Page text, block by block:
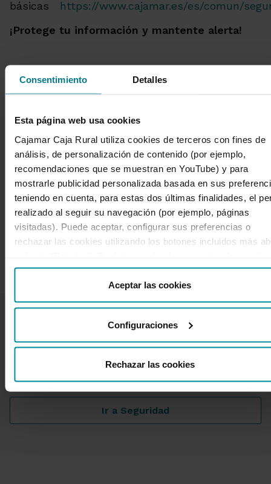
Consentimiento Detalles
Esta página web usa cookies
Cajamar Caja Rural utiliza cookies de terceros con fines de
análisis, de personalización de contenido (por ejemplo,
recomendaciones que se muestran en YouTube) y para
mostrarle publicidad personalizada basada en sus
teniendo en cuenta, para estas dos últimas finalidades, el
realizado al seguir su navegación (por ejemplo, páginas
visitadas). Puede aceptar, configurar sus preferencias o
rechazar las cookies utilizando los botones incluidos más
así como cambiar el consentimiento en cualquier momento
Política de Cookies.
Aceptar las cookies
Configuraciones
Rechazar las cookies
básicas https://www.cajamar.es/es/comun/
¡Protege tu información y mantente alerta!
Secciones destacadas de
avisos de seguridad
Fraudes
1 de 4
Seguridad y Ciberfraude
Actúa rápido si sospechas de algún fraude.
Ir a SeguridadSeguridad y Ciberfraude